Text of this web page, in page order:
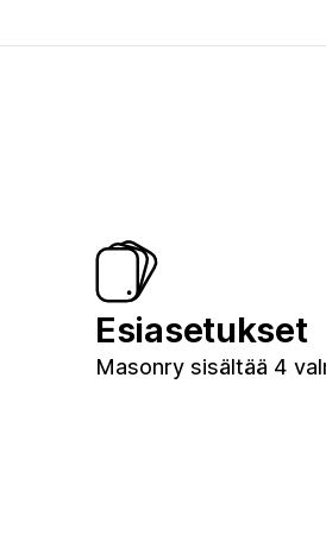
Esiasetukset
Masonry sisältää 4